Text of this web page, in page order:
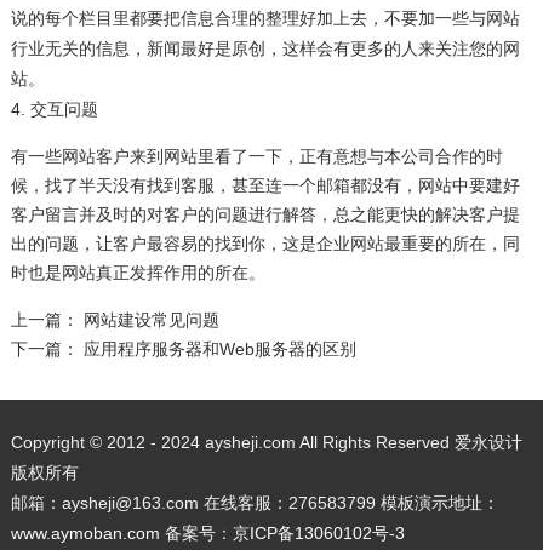
说的每个栏目里都要把信息合理的整理好加上去，不要加一些与网站
行业无关的信息，新闻最好是原创，这样会有更多的人来关注您的网
站。
4. 交互问题
有一些网站客户来到网站里看了一下，正有意想与本公司合作的时
候，找了半天没有找到客服，甚至连一个邮箱都没有，网站中要建好
客户留言并及时的对客户的问题进行解答，总之能更快的解决客户提
出的问题，让客户最容易的找到你，这是企业网站最重要的所在，同
时也是网站真正发挥作用的所在。
上一篇：
网站建设常见问题
下一篇：
应用程序服务器和Web服务器的区别
Copyright © 2012 - 2024 aysheji.com All Rights Reserved 爱永设计
版权所有
邮箱：aysheji@163.com 在线客服：276583799 模板演示地址：
www.aymoban.com 备案号： 京ICP备13060102号-3